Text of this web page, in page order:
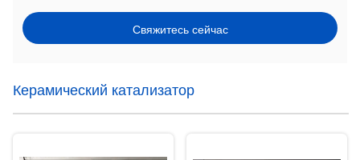
Свяжитесь сейчас
Керамический катализатор